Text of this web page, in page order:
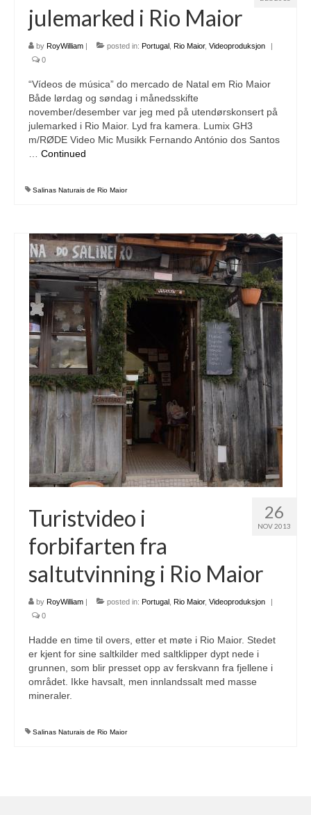
Download files >>
FlyTAP.com
Oslo, Norway
Praia de Santa Cruz
Photography prints >>
Nude
Oslo
São Martinho do Porto
Praia de Santa Cruz
Nazaré
Paris
Morocco
My Account
Cart
Checkout
Media Files All
Media Search Form
Media Login
Media Checkout
Media Thanks
Portfolio
julemarked i Rio Maior
by RoyWilliam | posted in: Portugal Rio Maior, Videoproduksjon
|
0
“Vídeos de música” do mercado de Natal em Rio Maior
Både lørdag og søndag i månedsskifte
november/desember var jeg med på utendørskonsert på
julemarked i Rio Maior. Lyd fra kamera. Lumix GH3
m/RØDE Video Mic Musikk Fernando António dos Santos
Continued
Salinas Naturais de Rio Maior
26
NOV 2013
Turistvideo i
forbifarten fra
saltutvinning i Rio Maior
by RoyWilliam | posted in: Portugal Rio Maior, Videoproduksjon
|
0
Hadde en time til overs, etter et møte i Rio Maior. Stedet
er kjent for sine saltkilder med saltklipper dypt nede i
grunnen, som blir presset opp av ferskvann fra fjellene i
området. Ikke havsalt, men innlandssalt med masse
mineraler.
Salinas Naturais de Rio Maior